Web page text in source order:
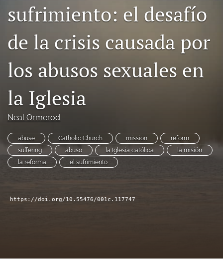
Book Series
Para Autores
search
Bluesky
(opens
in
a
new
tab)
RSS
feed
(opens
a
a
sufrimiento: el desafío
de la crisis causada por
los abusos sexuales en
la Iglesia
Neal Ormerod
abuse Catholic Church mission
reform
suffering
abuso la Iglesia católica
la misión
la reforma
el sufrimiento
https://doi.org/10.55476/001c.117747